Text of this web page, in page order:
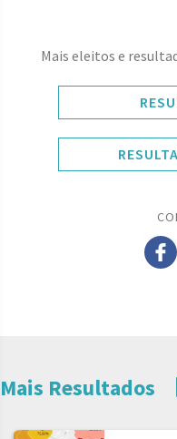
Mais eleitos e
Mais Resultados